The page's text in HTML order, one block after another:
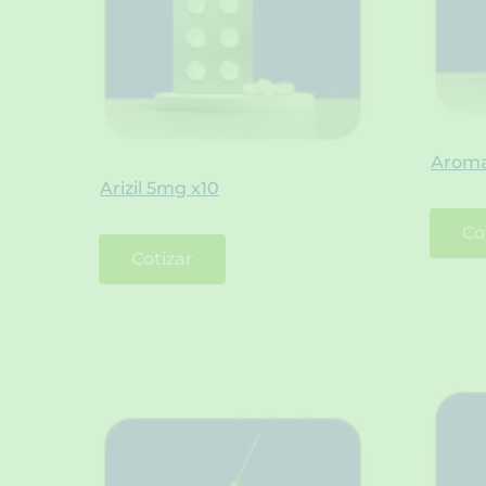
Arizil 5mg x10
Cotizar